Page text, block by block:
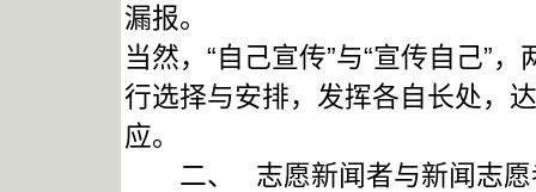
漏报。
当然，“自己宣传”与“宣传自己”
行选择与安排，发挥各自长处，
应。
二、 志愿新闻者与新闻志愿